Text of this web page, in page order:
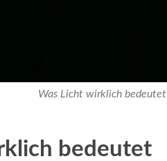
Was Licht wirklich bedeutet
bedeutet